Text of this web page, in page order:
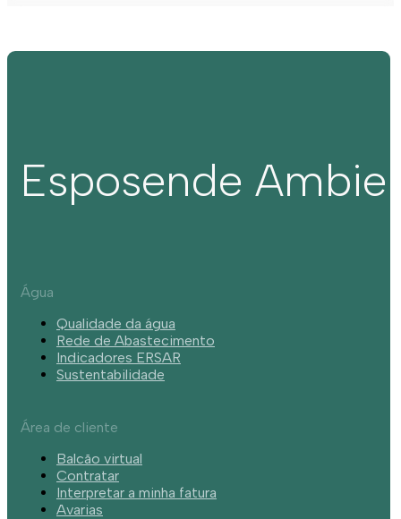
Esposende
Água
Qualidade da água
Rede de Abastecimento
Indicadores ERSAR
Sustentabilidade
Área de cliente
Balcão virtual
Contratar
Interpretar a minha fatura
Avarias